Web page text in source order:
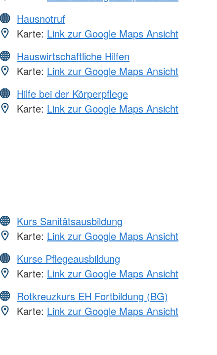
Hausnotruf
Karte: Link zur Google Maps Ansicht
Hauswirtschaftliche Hilfen
Karte: Link zur Google Maps Ansicht
Hilfe bei der Körperpflege
Karte: Link zur Google Maps Ansicht
Kurs Sanitätsausbildung
Karte: Link zur Google Maps Ansicht
Kurse Pflegeausbildung
Karte: Link zur Google Maps Ansicht
Rotkreuzkurs EH Fortbildung (BG)
Karte: Link zur Google Maps Ansicht